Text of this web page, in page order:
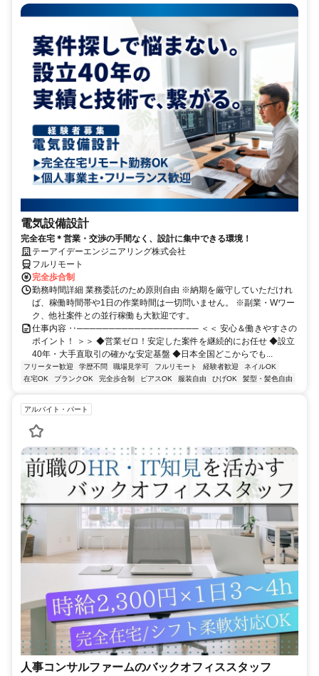
電気設備設計
完全在宅＊営業・交渉の手間なく、設計に集中できる環境！
テーアイデーエンジニアリング株式会社
フルリモート
完全歩合制
勤務時間詳細 業務委託のため原則自由 ※納期を厳守していただけれ
ば、稼働時間帯や1日の作業時間は一切問いません。 ※副業・Wワー
ク、他社案件との並行稼働も大歓迎です。
仕事内容 ‥─────────────────── ＜＜ 安心＆働きやすさの
ポイント！ ＞＞ ◆営業ゼロ！安定した案件を継続的にお任せ ◆設立
40年・大手直取引の確かな安定基盤 ◆日本全国どこからでも...
フリーター歓迎 学歴不問 職場見学可 フルリモート 経験者歓迎
ネイルOK
在宅OK
ブランクOK 完全歩合制 ピアスOK 服装自由 ひげOK 髪型・髪色自由
アルバイト・パート
人事コンサルファームのバックオフィススタッフ